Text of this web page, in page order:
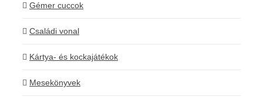
Gémer cuccok
Családi vonal
Kártya- és kockajátékok
Mesekönyvek